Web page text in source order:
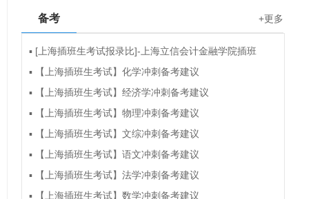
备考 +更多
▪ [上海插班生考试报录比]-上海立信会计金融学院插班
▪
【上海插班生考试】化学冲刺备考建议
▪
【上海插班生考试】经济学冲刺备考建议
▪
【上海插班生考试】物理冲刺备考建议
▪
【上海插班生考试】文综冲刺备考建议
▪
【上海插班生考试】语文冲刺备考建议
▪
【上海插班生考试】法学冲刺备考建议
▪
【上海插班生考试】数学冲刺备考建议